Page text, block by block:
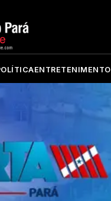
ENTRETENIMENTO